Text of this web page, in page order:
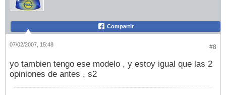
Compartir
#8
07/02/2007, 15:48
yo tambien tengo ese modelo , y estoy igual que las 2
opiniones de antes , s2